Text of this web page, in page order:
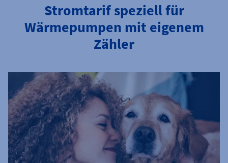
Stromtarif speziell für
Wärmepumpen mit eigenem
Zähler